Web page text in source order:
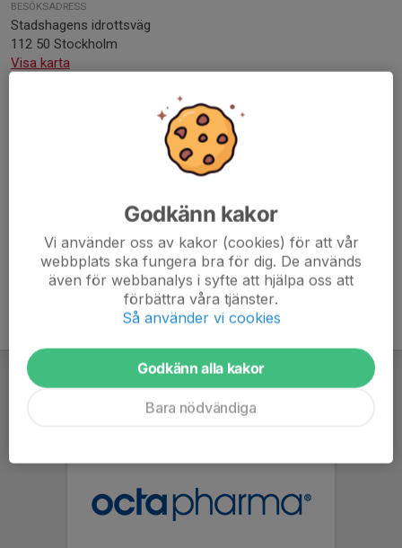
BESÖKSADRESS
Stadshagens idrottsväg
112 50 Stockholm
Visa karta
Assisterande tränare
johancrans@gmail.com
Godkänn kakor
Vi använder oss av kakor (cookies) för att vår
webbplats ska fungera bra för dig. De används
även för webbanalys i syfte att hjälpa oss att
förbättra våra tjänster.
Så använder vi cookies
Godkänn alla kakor
Bara nödvändiga